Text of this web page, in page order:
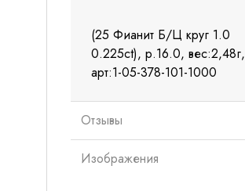
(25 Фианит Б/Ц круг 1.0
0.225ct), р.16.0, вес:2,48г,
арт:1-05-378-101-1000
Отзывы
Изображения